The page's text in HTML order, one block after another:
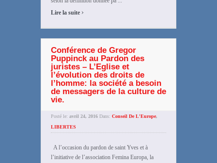
Lire la suite ›
Conférence de Gregor
Puppinck au Pardon des
juristes – L’Eglise et
l’évolution des droits de
l’homme: la société a besoin
de messagers de la culture de
vie.
Posté le: avril 24, 2016 Dans: Conseil De L'Europe,
LIBERTES
A l’occasion du pardon de saint Yves et à
l’initiative de l’association Femina Europa, la